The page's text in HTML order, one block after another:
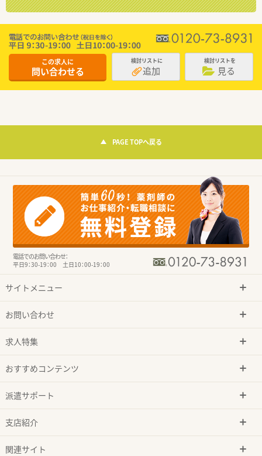
この求人に
問い合わせる
検討リストに
追加
検討リストを
見る
PAGE TOPへ戻る
電話でのお問い合わせ：
平日9：30-19：00 土日10：00-19：00
サイトメニュー
お問い合わせ
求人特集
おすすめコンテンツ
派遣サポート
支店紹介
関連サイト